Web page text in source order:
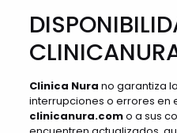
Clinica Nura no garantiza
interrupciones o errores en
clinicanura.como a sus